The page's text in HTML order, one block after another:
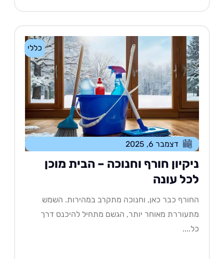
כללי
דצמבר 6, 2025
חורף וחנוכה – הבית מוכן
עונה
כבר כאן, וחנוכה מתקרב במהירות. השמש
מאוחר יותר, הגשם מתחיל להיכנס דרך